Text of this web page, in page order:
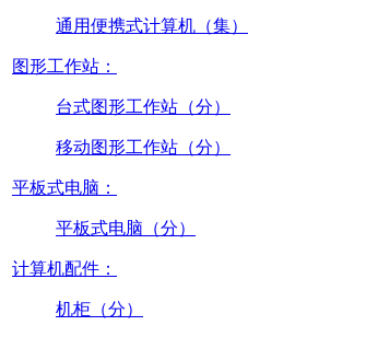
通用便携式计算机（集）
图形工作站：
台式图形工作站（分）
移动图形工作站（分）
平板式电脑：
平板式电脑（分）
计算机配件：
机柜（分）